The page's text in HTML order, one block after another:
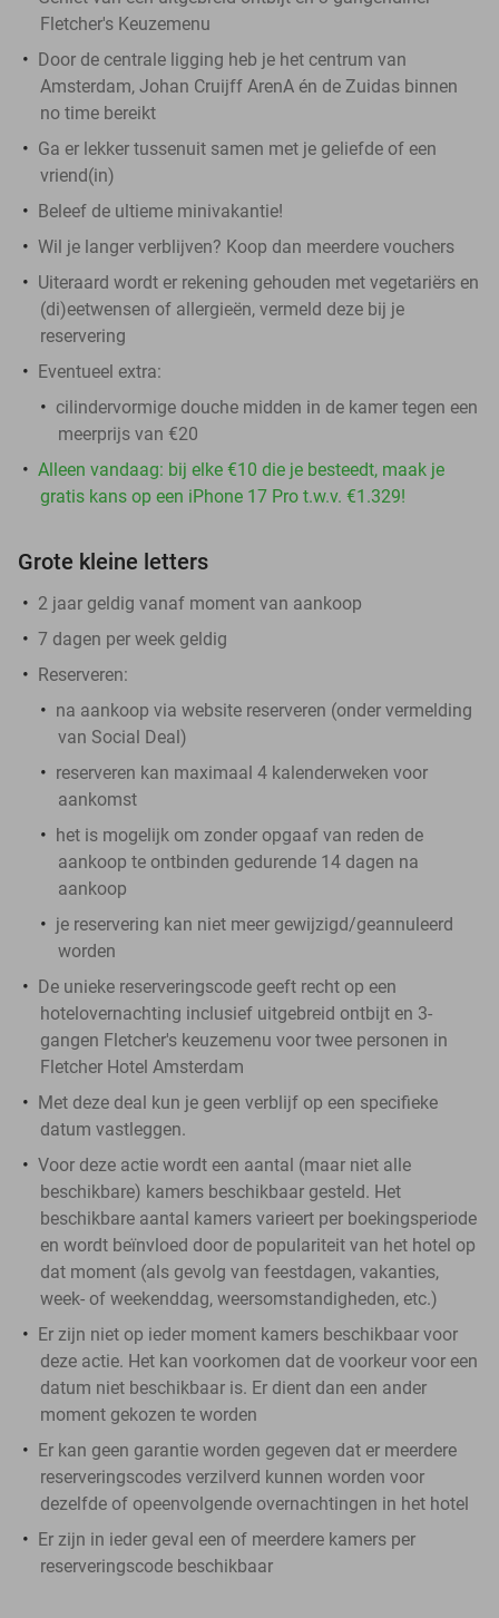
Fletcher's Keuzemenu
Door de centrale ligging heb je het centrum van
Amsterdam, Johan Cruijff ArenA én de Zuidas binnen
no time bereikt
Ga er lekker tussenuit samen met je geliefde of een
vriend(in)
Beleef de ultieme minivakantie!
Wil je langer verblijven? Koop dan meerdere vouchers
Uiteraard wordt er rekening gehouden met vegetariërs en
(di)eetwensen of allergieën, vermeld deze bij je
reservering
Eventueel extra:
cilindervormige douche midden in de kamer tegen een
meerprijs van €20
Alleen vandaag: bij elke €10 die je besteedt, maak je
gratis kans op een iPhone 17 Pro t.w.v. €1.329!
Grote kleine letters
2 jaar geldig vanaf moment van aankoop
7 dagen per week geldig
Reserveren:
na aankoop via website reserveren (onder vermelding
van Social Deal)
reserveren kan maximaal 4 kalenderweken voor
aankomst
het is mogelijk om zonder opgaaf van reden de
aankoop te ontbinden gedurende 14 dagen na
aankoop
je reservering kan niet meer gewijzigd/geannuleerd
worden
De unieke reserveringscode geeft recht op een
hotelovernachting inclusief uitgebreid ontbijt en 3-
gangen Fletcher's keuzemenu voor twee personen in
Fletcher Hotel Amsterdam
Met deze deal kun je geen verblijf op een specifieke
datum vastleggen.
Voor deze actie wordt een aantal (maar niet alle
beschikbare) kamers beschikbaar gesteld. Het
beschikbare aantal kamers varieert per boekingsperiode
en wordt beïnvloed door de populariteit van het hotel op
dat moment (als gevolg van feestdagen, vakanties,
week- of weekenddag, weersomstandigheden, etc.)
Er zijn niet op ieder moment kamers beschikbaar voor
deze actie. Het kan voorkomen dat de voorkeur voor een
datum niet beschikbaar is. Er dient dan een ander
moment gekozen te worden
Er kan geen garantie worden gegeven dat er meerdere
reserveringscodes verzilverd kunnen worden voor
dezelfde of opeenvolgende overnachtingen in het hotel
Er zijn in ieder geval een of meerdere kamers per
reserveringscode beschikbaar